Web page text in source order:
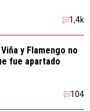
1,4k
y Flamengo no
fue apartado
104